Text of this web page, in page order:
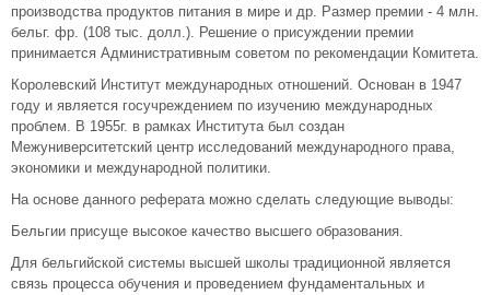
производства продуктов питания в мире и др. Размер премии - 4 млн.
бельг. фр. (108 тыс. долл.). Решение о присуждении премии
принимается Административным советом по рекомендации Комитета.
Королевский Институт международных отношений. Основан в 1947
году и является госучреждением по изучению международных
проблем. В 1955г. в рамках Института был создан
Межуниверситетский центр исследований международного права,
экономики и международной политики.
На основе данного реферата можно сделать следующие выводы:
Бельгии присуще высокое качество высшего образования.
Для бельгийской системы высшей школы традиционной является
связь процесса обучения и проведением фундаментальных и